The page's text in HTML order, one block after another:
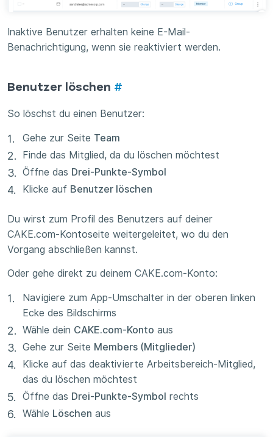
Inaktive Benutzer erhalten keine E-Mail-
Benachrichtigung, wenn sie reaktiviert werden.
Benutzer löschen #
So löschst du einen Benutzer:
Gehe zur Seite Team
Finde das Mitglied, da du löschen möchtest
Öffne das Drei-Punkte-Symbol
Klicke auf Benutzer löschen
Du wirst zum Profil des Benutzers auf deiner
CAKE.com-Kontoseite weitergeleitet, wo du den
Vorgang abschließen kannst.
Oder gehe direkt zu deinem CAKE.com-Konto:
Navigiere zum App-Umschalter in der oberen linken
Ecke des Bildschirms
Wähle dein CAKE.com-Konto aus
Gehe zur Seite Members (Mitglieder)
Klicke auf das deaktivierte Arbeitsbereich-Mitglied,
das du löschen möchtest
Öffne das Drei-Punkte-Symbol rechts
Wähle Löschen aus